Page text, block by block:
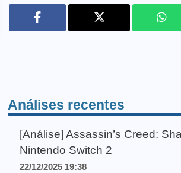
Análises recentes
[Análise] Assassin’s Creed:
Nintendo Switch 2
22/12/2025 19:38